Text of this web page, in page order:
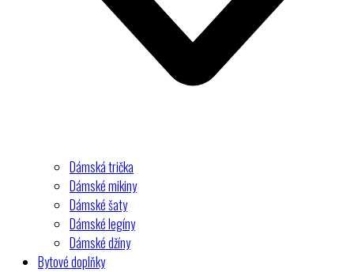
Dámská trička
Dámské mikiny
Dámské šaty
Dámské legíny
Dámské džíny
Bytové doplňky